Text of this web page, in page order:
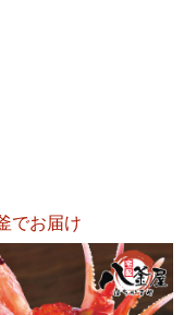
でお届け